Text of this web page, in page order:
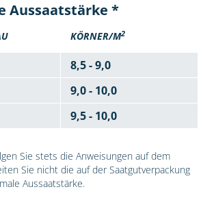
Aussaatstärke *
KÖRNER/M2
8,5 - 9,0
9,0 - 10,0
9,5 - 10,0
Sie stets die Anweisungen auf dem
Sie nicht die auf der Saatgutverpackung
Aussaatstärke.